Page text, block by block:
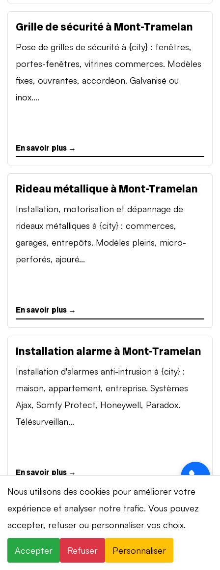
Grille de sécurité à Mont-Tramelan
Pose de grilles de sécurité à {city} : fenêtres,
portes-fenêtres, vitrines commerces. Modèles
fixes, ouvrantes, accordéon. Galvanisé ou
inox....
En savoir plus →
Rideau métallique à Mont-Tramelan
Installation, motorisation et dépannage de
rideaux métalliques à {city} : commerces,
garages, entrepôts. Modèles pleins, micro-
perforés, ajouré...
En savoir plus →
Installation alarme à Mont-Tramelan
Installation d'alarmes anti-intrusion à {city} :
maison, appartement, entreprise. Systèmes
Ajax, Somfy Protect, Honeywell, Paradox.
Télésurveillan...
En savoir plus →
Vidéosurveillance à Mont-Tramelan
Installation de systèmes de vidéosurveillance à
{city} : caméras IP 4K, visionnage smartphone,
Nous utilisons des cookies pour améliorer votre
expérience et analyser notre trafic. Vous pouvez
accepter, refuser ou personnaliser vos choix.
Accepter Refuser Personnaliser